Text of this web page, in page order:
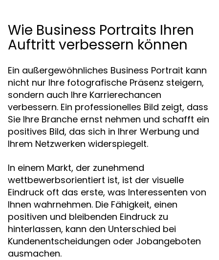
Wie Business Portraits Ihren
Auftritt verbessern können
Ein außergewöhnliches Business Portrait kann
nicht nur Ihre fotografische Präsenz steigern,
sondern auch Ihre Karrierechancen
verbessern. Ein professionelles Bild zeigt, dass
Sie Ihre Branche ernst nehmen und schafft ein
positives Bild, das sich in Ihrer Werbung und
Ihrem Netzwerken widerspiegelt.
In einem Markt, der zunehmend
wettbewerbsorientiert ist, ist der visuelle
Eindruck oft das erste, was Interessenten von
Ihnen wahrnehmen. Die Fähigkeit, einen
positiven und bleibenden Eindruck zu
hinterlassen, kann den Unterschied bei
Kundenentscheidungen oder Jobangeboten
ausmachen.